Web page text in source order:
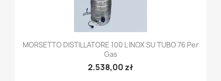
MORSETTO DISTILLATORE 100 L INOX SU TUBO 76 Per
Gas
2.538,00 zł